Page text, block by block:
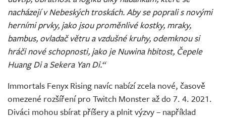
nacházejí v Nebeských troskách. Aby se poprali s novými
herními prvky, jako jsou proměnlivé kostky, mraky,
bambus, ovladač větru a vzdušné kruhy, odemknou si
hráči nové schopnosti, jako je Nuwina hbitost, Čepele
Huang Di a Sekera Yan Di.“
Immortals Fenyx Rising navíc nabízí zcela nové, časově
omezené rozšíření pro Twitch Monster až do 7. 4. 2021.
Diváci mohou sbírat příšery a plnit výzvy – například